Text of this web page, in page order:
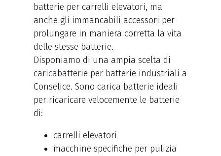
batterie per carrelli elevatori, ma
anche gli immancabili accessori per
prolungare in maniera corretta la vita
delle stesse batterie.
Disponiamo di una ampia scelta di
caricabatterie per batterie industriali a
Conselice. Sono carica batterie ideali
per ricaricare velocemente le batterie
di:
carrelli elevatori
macchine specifiche per pulizia